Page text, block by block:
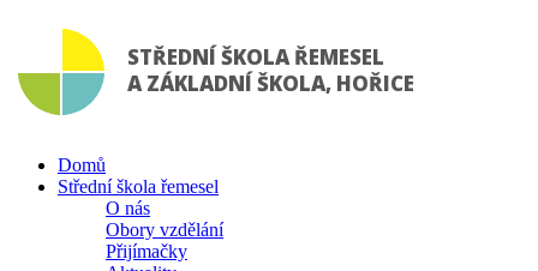
STŘEDNÍ ŠKOLA ŘEMESEL
A ZÁKLADNÍ ŠKOLA, HOŘICE
Domů
Střední škola řemesel
O nás
Obory vzdělání
Přijímačky